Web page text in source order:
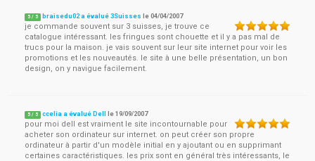
5 / 5 braisedu02 a évalué 3Suisses le04/04/2007
je commande souvent sur 3 suisses, je trouve ce
catalogue intéressant. les fringues sont chouette et il y a pas mal de
trucs pour la maison. je vais souvent sur leur site internet pour voir les
promotions et les nouveautés. le site à une belle présentation, un bon
design, on y navigue facilement.
5 / 5 ccelia a évalué Dell le19/09/2007
pour moi dell est vraiment le site incontournable pour
acheter son ordinateur sur internet. on peut créer son propre
ordinateur à partir d'un modèle initial en y ajoutant ou en supprimant
certaines caractéristiques. les prix sont en général très intéressants, le